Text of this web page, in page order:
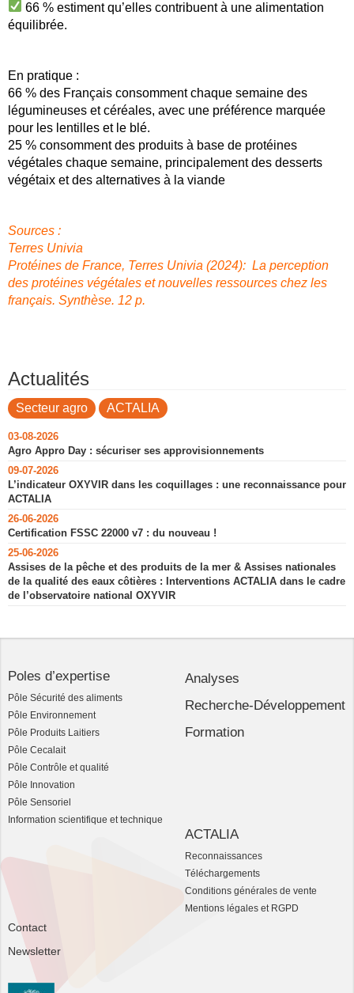
66 % estiment qu’elles contribuent à une alimentation
équilibrée.
En pratique :
66 % des Français consomment chaque semaine des
légumineuses et céréales, avec une préférence marquée
pour les lentilles et le blé.
25 % consomment des produits à base de protéines
végétales chaque semaine, principalement des desserts
végétaix et des alternatives à la viande
Sources :
Terres Univia
Protéines de France, Terres Univia (2024): La perception
des protéines végétales et nouvelles ressources chez les
français. Synthèse. 12 p.
Actualités
Secteur agro ACTALIA
03-08-2026
Agro Appro Day : sécuriser ses approvisionnements
09-07-2026
L’indicateur OXYVIR dans les coquillages : une reconnaissance pour
ACTALIA
26-06-2026
Certification FSSC 22000 v7 : du nouveau !
25-06-2026
Assises de la pêche et des produits de la mer & Assises nationales
de la qualité des eaux côtières : Interventions ACTALIA dans le cadre
de l’observatoire national OXYVIR
Poles d’expertise
Pôle Sécurité des aliments
Pôle Environnement
Pôle Produits Laitiers
Pôle Cecalait
Pôle Contrôle et qualité
Pôle Innovation
Pôle Sensoriel
Information scientifique et technique
Analyses
Recherche-Développement
Formation
ACTALIA
Reconnaissances
Téléchargements
Conditions générales de vente
Mentions légales et RGPD
Contact
Newsletter